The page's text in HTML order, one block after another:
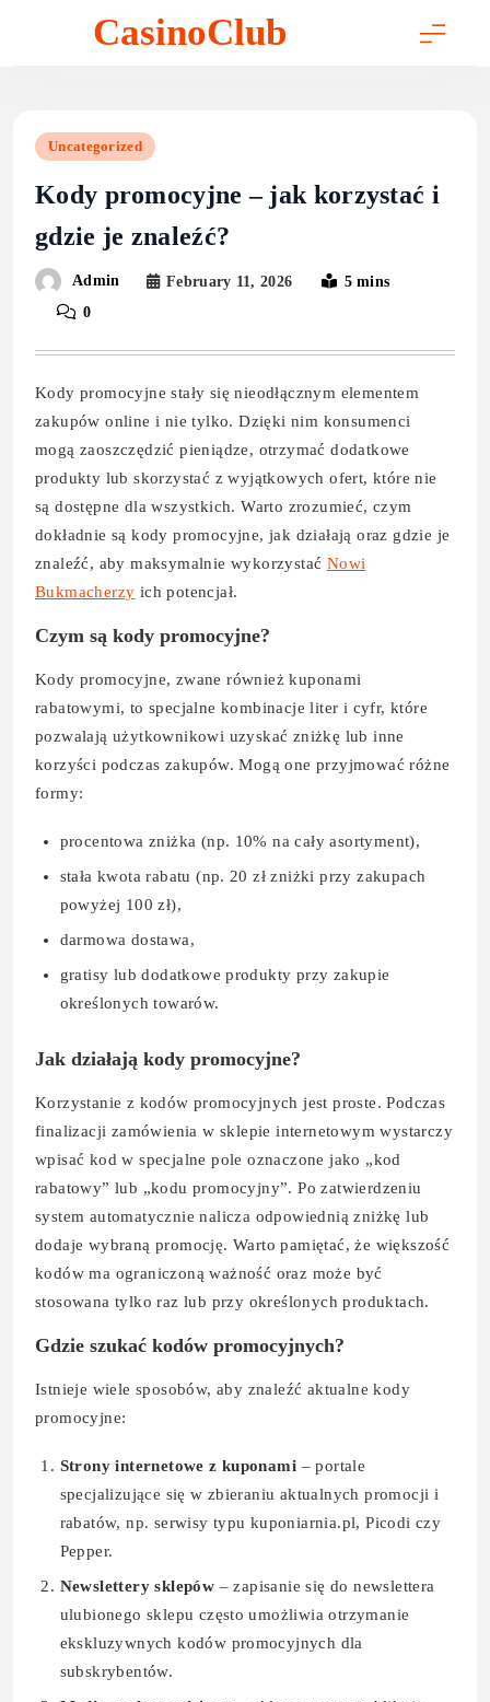
CasinoClub
Uncategorized
Kody promocyjne – jak korzystać i
gdzie je znaleźć?
Admin February 11, 2026
5 mins
0
Kody promocyjne stały się nieodłącznym elementem
zakupów online i nie tylko. Dzięki nim konsumenci
mogą zaoszczędzić pieniądze, otrzymać dodatkowe
produkty lub skorzystać z wyjątkowych ofert, które nie
są dostępne dla wszystkich. Warto zrozumieć, czym
dokładnie są kody promocyjne, jak działają oraz gdzie je
znaleźć, aby maksymalnie wykorzystać Nowi
Bukmacherzy ich potencjał.
Czym są kody promocyjne?
Kody promocyjne, zwane również kuponami
rabatowymi, to specjalne kombinacje liter i cyfr, które
pozwalają użytkownikowi uzyskać zniżkę lub inne
korzyści podczas zakupów. Mogą one przyjmować różne
formy:
procentowa zniżka (np. 10% na cały asortyment),
stała kwota rabatu (np. 20 zł zniżki przy zakupach
powyżej 100 zł),
darmowa dostawa,
gratisy lub dodatkowe produkty przy zakupie
określonych towarów.
Jak działają kody promocyjne?
Korzystanie z kodów promocyjnych jest proste. Podczas
finalizacji zamówienia w sklepie internetowym wystarczy
wpisać kod w specjalne pole oznaczone jako „kod
rabatowy” lub „kodu promocyjny”. Po zatwierdzeniu
system automatycznie nalicza odpowiednią zniżkę lub
dodaje wybraną promocję. Warto pamiętać, że większość
kodów ma ograniczoną ważność oraz może być
stosowana tylko raz lub przy określonych produktach.
Gdzie szukać kodów promocyjnych?
Istnieje wiele sposobów, aby znaleźć aktualne kody
promocyjne:
Strony internetowe z kuponami – portale
specjalizujące się w zbieraniu aktualnych promocji i
rabatów, np. serwisy typu kuponiarnia.pl, Picodi czy
Pepper.
Newslettery sklepów – zapisanie się do newslettera
ulubionego sklepu często umożliwia otrzymanie
ekskluzywnych kodów promocyjnych dla
subskrybentów.